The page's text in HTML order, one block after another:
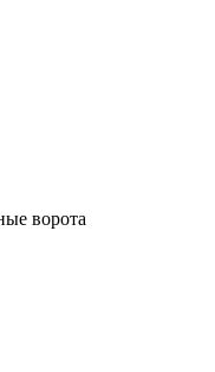
ворота